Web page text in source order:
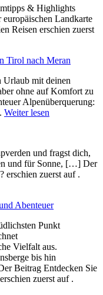
& Highlights
Landkarte
Reisen erschien zuerst
Tirol nach Meran
Urlaub mit deinen
ohne auf Komfort zu
Alpenüberquerung:
Weiter lesen
und fragst dich,
und für Sonne, […] Der
erschien zuerst auf .
Abenteuer
Punkt
Vielfalt aus.
b‬is hin
Beitrag Entdecken Sie
zuerst auf .